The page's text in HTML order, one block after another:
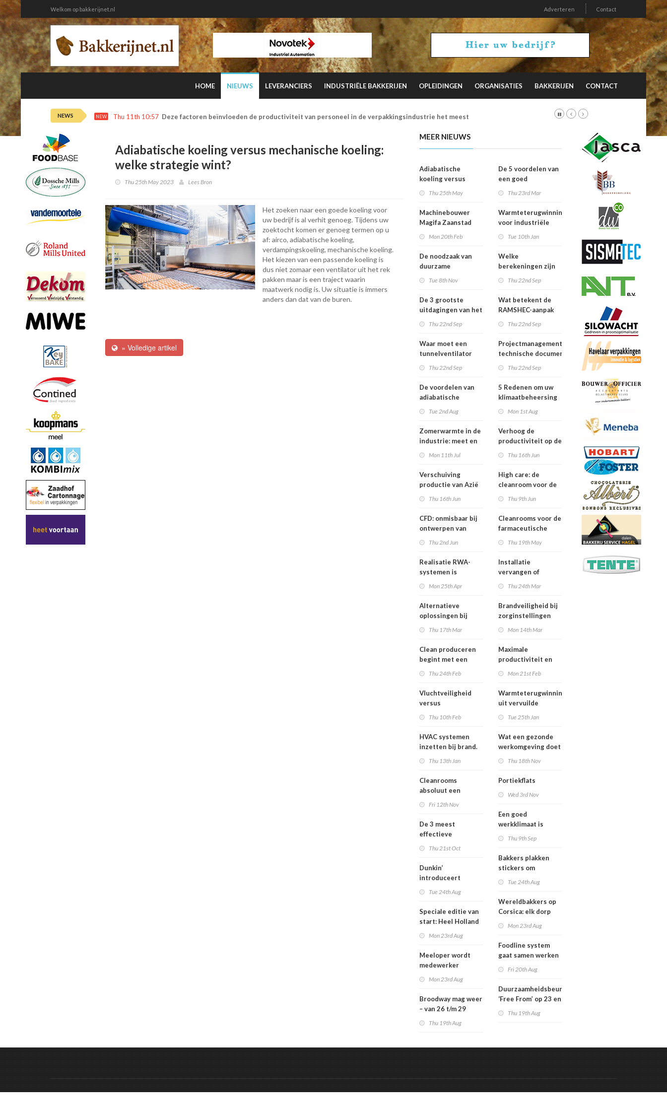
Welkom op bakkerijnet.nl Adverteren Contact
HOME NIEUWS LEVERANCIERS INDUSTRIËLE BAKKERIJEN OPLEIDINGEN ORGANISATIES BAKKERIJEN CONTACT
NEWS NEW Thu 11th 10:57 Deze factoren beïnvloeden de productiviteit van personeel in de verpakkingsindustrie het meest
Adiabatische koeling versus mechanische koeling:
welke strategie wint?
Thu 25th May 2023 Lees Bron
Het zoeken naar een goede koeling voor
uw bedrijf is al verhit genoeg. Tijdens uw
zoektocht komen er genoeg termen op u
af: airco, adiabatische koeling,
verdampingskoeling, mechanische koeling.
Het kiezen van een passende koeling is
dus niet zomaar een ventilator uit het rek
pakken maar is een traject waarin
maatwerk nodig is. Uw situatie is immers
anders dan dat van de buren.
» Volledige artikel
MEER NIEUWS
Adiabatische
koeling versus
koeling: welke
strategie wint?
Thu 25th May
Machinebouwer
Magifa Zaanstad
werkklimaat van de
Frisse Fabriek
Mon 20th Feb
De noodzaak van
duurzame
Tue 8th Nov
De 3 grootste
uitdagingen van het
tunnelventilatie
Thu 22nd Sep
Waar moet een
tunnelventilator
Thu 22nd Sep
De voordelen van
adiabatische
industriële bakkerij
Tue 2nd Aug
Zomerwarmte in de
industrie: meet en
Mon 11th Jul
Verschuiving
productie van Azië
Thu 16th Jun
CFD: onmisbaar bij
ontwerpen van
Thu 2nd Jun
Realisatie RWA-
systemen is
Mon 25th Apr
Alternatieve
oplossingen bij
Thu 17th Mar
Clean produceren
begint met een
Thu 24th Feb
Vluchtveiligheid
versus
Thu 10th Feb
HVAC systemen
inzetten bij brand.
Thu 13th Jan
Cleanrooms
absoluut een
Fri 12th Nov
De 3 meest
effectieve
werkklimaat
Thu 21st Oct
Dunkin’
introduceert
Tue 24th Aug
Speciale editie van
start: Heel Holland
Mon 23rd Aug
Meeloper wordt
medewerker
Mon 23rd Aug
Broodway mag weer
– van 26 t/m 29
Thu 19th Aug
De 5 voordelen van
een goed
Thu 23rd Mar
Warmteterugwinning
voor industriële
verwarmen,
ventileren én koelen
Tue 10th Jan
Welke
berekeningen zijn
tunnelventilatie in
te zetten?
Thu 22nd Sep
Wat betekent de
RAMSHEC-aanpak
Thu 22nd Sep
Projectmanagement en
technische documentatie voor
infrastructuurrenovatieprojecten
Thu 22nd Sep
5 Redenen om uw
klimaatbeheersing
Mon 1st Aug
Verhoog de
productiviteit op de
Thu 16th Jun
High care: de
cleanroom voor de
Thu 9th Jun
Cleanrooms voor de
farmaceutische
Thu 19th May
Installatie
vervangen of
verantwoord
produceren in de
voedingsindustrie
Thu 24th Mar
Brandveiligheid bij
zorginstellingen
Mon 14th Mar
Maximale
productiviteit en
klimaat hieraan
bijdraagt.
Mon 21st Feb
Warmteterugwinning
uit vervuilde
Tue 25th Jan
Wat een gezonde
werkomgeving doet
Thu 18th Nov
Portiekflats
Wed 3rd Nov
Een goed
werkklimaat is
Thu 9th Sep
Bakkers plakken
stickers om
boterhammen
tegen te gaan
Tue 24th Aug
Wereldbakkers op
Corsica: elk dorp
koekjesbakkerij
Mon 23rd Aug
Foodline system
gaat samen werken
Fri 20th Aug
Duurzaamheidsbeurs
‘Free From’ op 23 en
Thu 19th Aug